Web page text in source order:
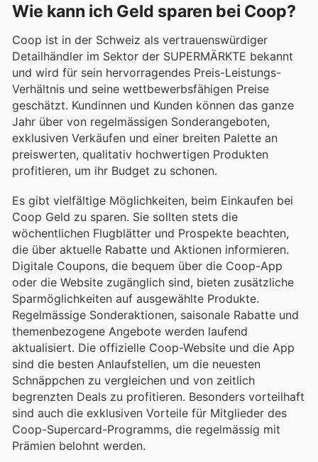
Wie kann ich Geld sparen bei Coop?
Coop ist in der Schweiz als vertrauenswürdiger
Detailhändler im Sektor der SUPERMÄRKTE bekannt
und wird für sein hervorragendes Preis-Leistungs-
Verhältnis und seine wettbewerbsfähigen Preise
geschätzt. Kundinnen und Kunden können das ganze
Jahr über von regelmässigen Sonderangeboten,
exklusiven Verkäufen und einer breiten Palette an
preiswerten, qualitativ hochwertigen Produkten
profitieren, um ihr Budget zu schonen.
Es gibt vielfältige Möglichkeiten, beim Einkaufen bei
Coop Geld zu sparen. Sie sollten stets die
wöchentlichen Flugblätter und Prospekte beachten,
die über aktuelle Rabatte und Aktionen informieren.
Digitale Coupons, die bequem über die Coop-App
oder die Website zugänglich sind, bieten zusätzliche
Sparmöglichkeiten auf ausgewählte Produkte.
Regelmässige Sonderaktionen, saisonale Rabatte und
themenbezogene Angebote werden laufend
aktualisiert. Die offizielle Coop-Website und die App
sind die besten Anlaufstellen, um die neuesten
Schnäppchen zu vergleichen und von zeitlich
begrenzten Deals zu profitieren. Besonders vorteilhaft
sind auch die exklusiven Vorteile für Mitglieder des
Coop-Supercard-Programms, die regelmässig mit
Prämien belohnt werden.